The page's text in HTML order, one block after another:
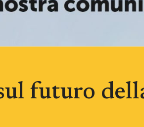
futuro